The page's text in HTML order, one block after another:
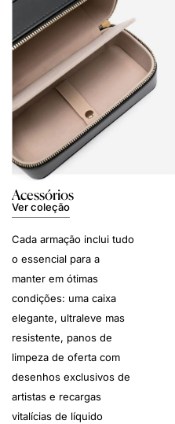
Acessórios
Ver coleção
Cada armação inclui tudo
o essencial para a
manter em ótimas
condições: uma caixa
elegante, ultraleve mas
resistente, panos de
limpeza de oferta com
desenhos exclusivos de
artistas e recargas
vitalícias de líquido